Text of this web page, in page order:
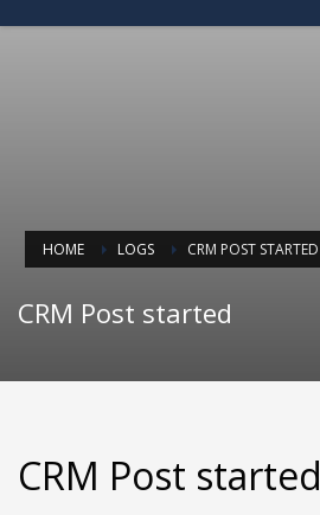
HOME LOGS CRM POST STARTED
CRM Post started
CRM Post started